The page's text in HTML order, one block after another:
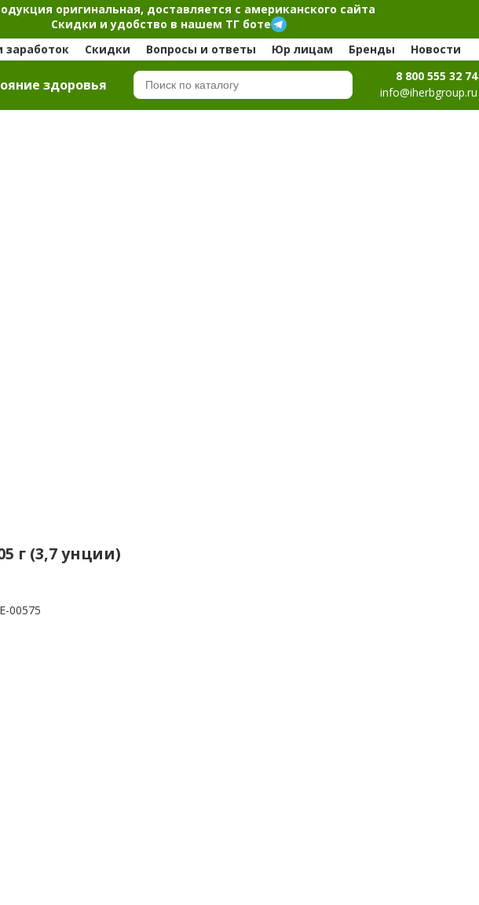
оригинальная, доставляется с американского сайта
Скидки и удобство в нашем ТГ боте
Скидки Вопросы и ответы Юр лицам Бренды Новости
здоровья
8 800 555 32 74
info@iherbgroup.ru
г (3,7 унции)
00575